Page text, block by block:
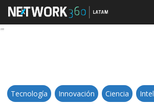
Las
Tecnología Innovación Ciencia